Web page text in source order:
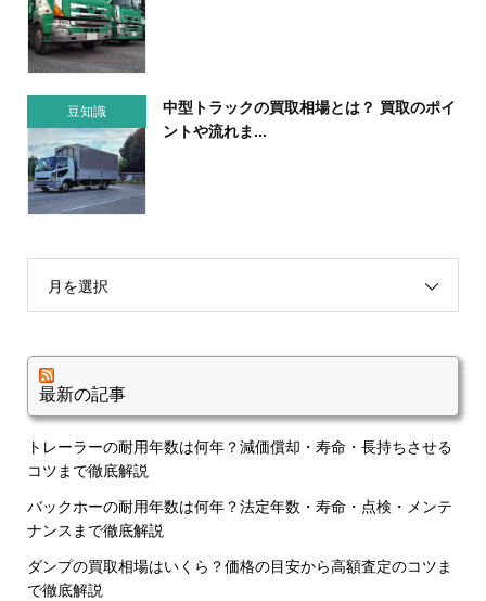
豆知識
中型トラックの買取相場とは？ 買取のポイ
ントや流れま...
月を選択
最新の記事
トレーラーの耐用年数は何年？減価償却・寿命・長持ちさせる
コツまで徹底解説
バックホーの耐用年数は何年？法定年数・寿命・点検・メンテ
ナンスまで徹底解説
ダンプの買取相場はいくら？価格の目安から高額査定のコツま
で徹底解説